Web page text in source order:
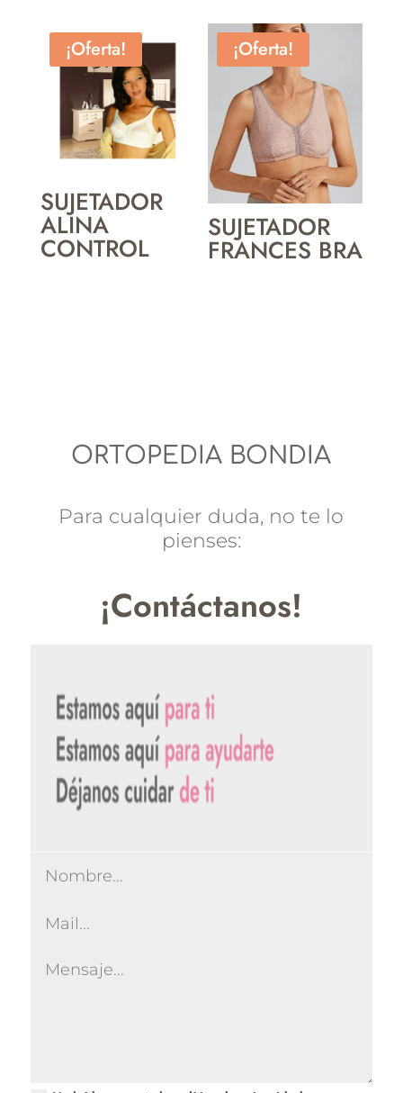
¡Oferta!
SUJETADOR
ALINA
CONTROL
¡Oferta!
SUJETADOR
FRANCES BRA
ORTOPEDIA BONDIA
Para cualquier duda, no te lo
pienses:
¡Contáctanos!